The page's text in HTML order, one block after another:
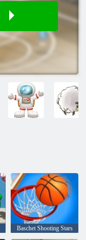
Baschet Shooting Stars